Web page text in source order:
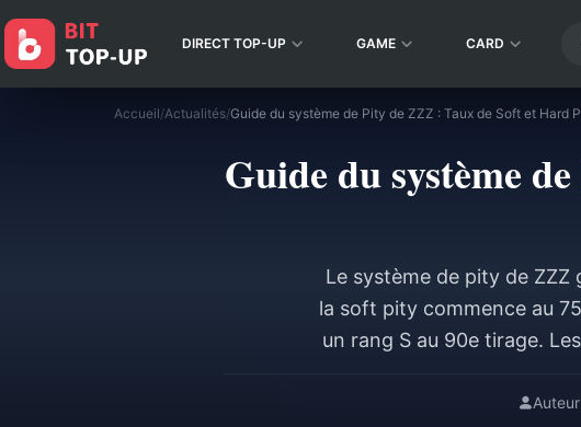
DIRECT TOP-UP GAME CARD
Accueil/Actualités/Guide du système de Pity de ZZZ : Taux de Soft et Hard
Guide du système
Le système de pity de
la soft pity commence au
un rang S au 90e tirage.
phases.